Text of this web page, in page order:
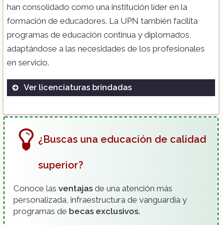
han consolidado como una institución líder en la
formación de educadores. La UPN también facilita
programas de educación continua y diplomados,
adaptándose a las necesidades de los profesionales
en servicio.
Ver licenciaturas brindadas
Licenciatura en Intervención Educativa
Licenciatura en Educación Preescolar y
Licenciatura en Educación e Innovación
Pedagógica
¿Buscas una educación de calidad
superior?
Conoce las ventajas de una atención más
personalizada, infraestructura de vanguardia y
programas de becas exclusivos.